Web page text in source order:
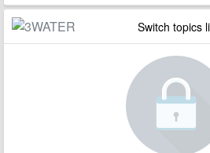
Switch topics